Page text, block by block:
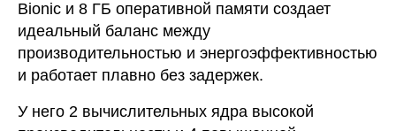
Bionic и 8 ГБ оперативной памяти создает
идеальный баланс между
производительностью и энергоэффективностью
и работает плавно без задержек.
У него 2 вычислительных ядра высокой